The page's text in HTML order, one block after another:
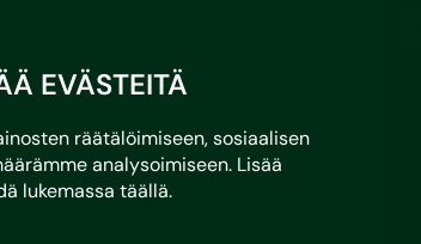
EVÄSTEITÄ
räätälöimiseen, sosiaalisen
analysoimiseen. Lisää
lukemassa täällä.